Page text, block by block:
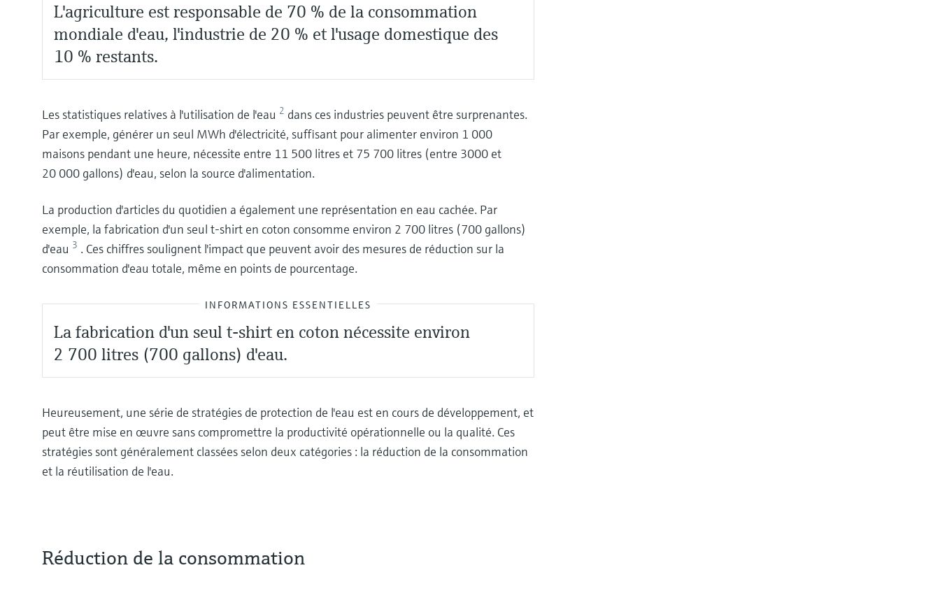
L'agriculture est responsable de 70 % de la consommation
mondiale d'eau, l'industrie de 20 % et l'usage domestique des
10 % restants.
Les statistiques relatives à l'utilisation de l'eau 2 dans ces industries peuvent être surprenantes.
Par exemple, générer un seul MWh d'électricité, suffisant pour alimenter environ 1 000
maisons pendant une heure, nécessite entre 11 500 litres et 75 700 litres (entre 3000 et
20 000 gallons) d'eau, selon la source d'alimentation.
La production d'articles du quotidien a également une représentation en eau cachée. Par
exemple, la fabrication d'un seul t-shirt en coton consomme environ 2 700 litres (700 gallons)
d'eau 3 . Ces chiffres soulignent l'impact que peuvent avoir des mesures de réduction sur la
consommation d'eau totale, même en points de pourcentage.
INFORMATIONS ESSENTIELLES
La fabrication d'un seul t-shirt en coton nécessite environ
2 700 litres (700 gallons) d'eau.
Heureusement, une série de stratégies de protection de l'eau est en cours de développement, et
peut être mise en œuvre sans compromettre la productivité opérationnelle ou la qualité. Ces
stratégies sont généralement classées selon deux catégories : la réduction de la consommation
et la réutilisation de l'eau.
Réduction de la consommation